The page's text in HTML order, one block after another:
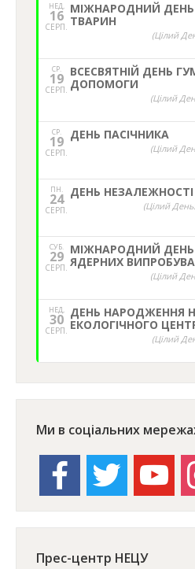
НЕД,
16
СЕРП.
МІЖНАРОДНИЙ
ТВАРИН
(Цілий
СР.
19
СЕРП.
ВСЕСВЯТНІЙ ДЕНЬ
ДОПОМОГИ
(Цілий
СР.
19
СЕРП.
ДЕНЬ ПАСІЧНИКА
(Цілий
ПН.
24
СЕРП.
ДЕНЬ НЕЗАЛЕЖНОСТІ
(Цілий
СУБ.
29
СЕРП.
МІЖНАРОДНИЙ
ЯДЕРНИХ
(Цілий
НЕД,
30
СЕРП.
ДЕНЬ НАРОДЖЕННЯ
ЕКОЛОГІЧНОГО
(Цілий
Ми в соціальних
facebook twitter youtube
Прес-центр НЕЦУ